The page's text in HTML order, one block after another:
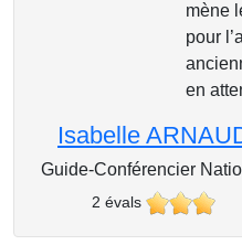
mène
pour
en
Isabelle
Guide-Conférencier
2 évals